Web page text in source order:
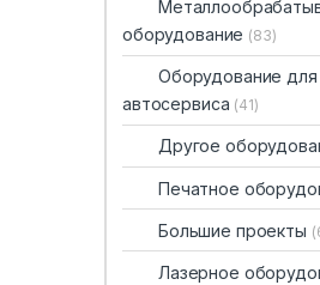
оборудование (83)
Оборудование для
автосервиса (41)
Другое
Печатное
Большие проекты
Лазерное